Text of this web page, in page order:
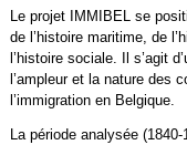
Le projet IMMIBEL se
de l’histoire maritime, de
l’histoire sociale. Il s’agit
l’ampleur et la nature des
l’immigration en Belgique.
La période analysée